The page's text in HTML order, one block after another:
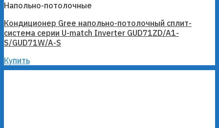
Напольно-потолочные
Кондиционер Gree напольно-потолочный сплит-
система серии U-match Inverter GUD71ZD/A1-
S/GUD71W/A-S
Купить